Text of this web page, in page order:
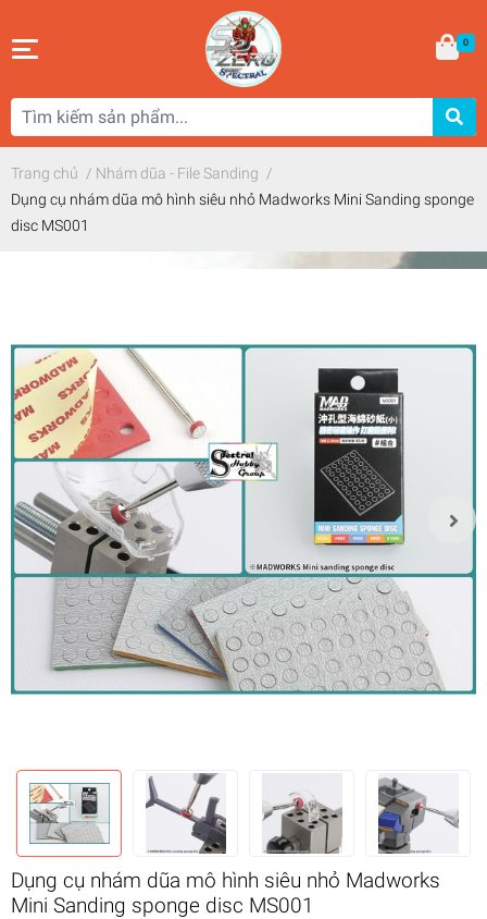
0
Trang chủ / Nhám dũa - File Sanding /
Dụng cụ nhám dũa mô hình siêu nhỏ Madworks Mini Sanding sponge
disc MS001
Dụng cụ nhám dũa mô hình siêu nhỏ Madworks
Mini Sanding sponge disc MS001